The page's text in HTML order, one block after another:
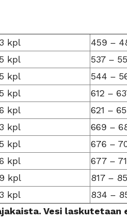
3 kpl
459 –
5 kpl
537 –
5 kpl
544 –
5 kpl
612 –
kpl
621 –
3 kpl
669 –
5 kpl
676 –
kpl
677 –
9 kpl
817 –
3 kpl
834 –
Vesi laskutetaan